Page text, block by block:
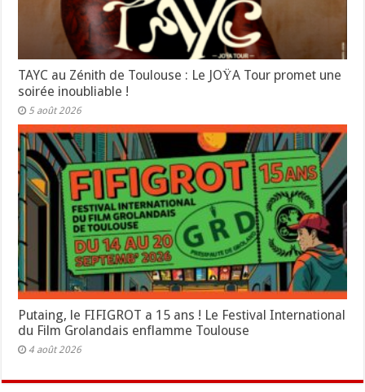
TAYC au Zénith de Toulouse : Le JOŸA Tour promet une
soirée inoubliable !
5 août 2026
Putaing, le FIFIGROT a 15 ans ! Le Festival International
du Film Grolandais enflamme Toulouse
4 août 2026